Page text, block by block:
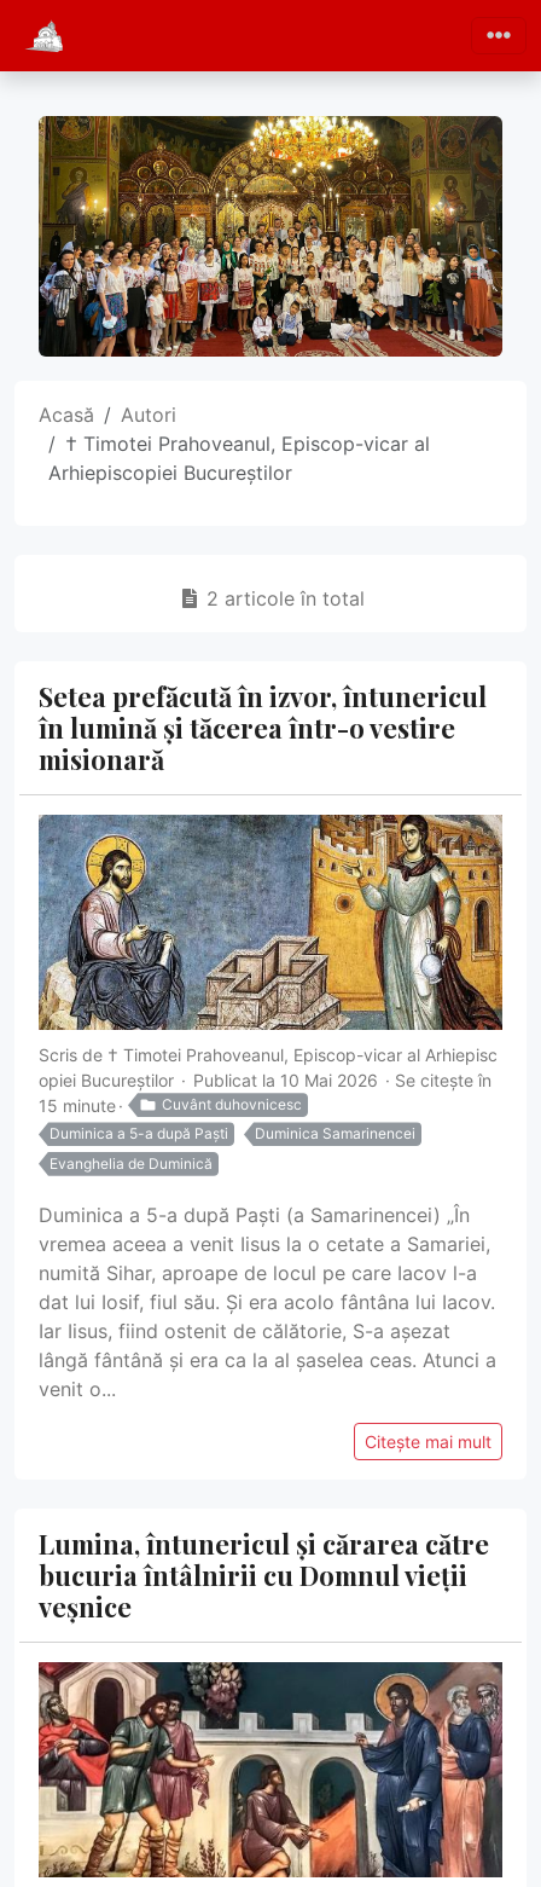
Acasă
Autori
† Timotei Prahoveanul, Episcop-vicar al
Arhiepiscopiei Bucureștilor
2 articole în total
Setea prefăcută în izvor, întunericul
în lumină și tăcerea într-o vestire
misionară
Scris de † Timotei Prahoveanul, Episcop-vicar al Arhiepisc
opiei Bucureștilor
Publicat la 10 Mai 2026
Se citește în
15 minute
Cuvânt duhovnicesc
Duminica a 5-a după Paști
Duminica Samarinencei
Evanghelia de Duminică
Duminica a 5-a după Paști (a Samarinencei) „În
vremea aceea a venit Iisus la o cetate a Samariei,
numită Sihar, aproape de locul pe care Iacov l-a
dat lui Iosif, fiul său. Și era acolo fântâna lui Iacov.
Iar Iisus, fiind ostenit de călătorie, S-a așezat
lângă fântână și era ca la al șaselea ceas. Atunci a
venit o...
Citește mai mult
Lumina, întunericul și cărarea către
bucuria întâlnirii cu Domnul vieții
veșnice